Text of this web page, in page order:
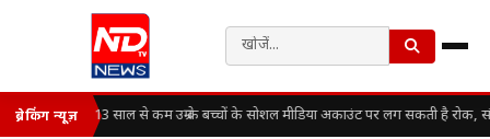
ब्रेकिंग न्यूज़ 13 साल से कम उम्र के बच्चों के सोशल मीडिया अकाउंट पर लग सकती है रोक,